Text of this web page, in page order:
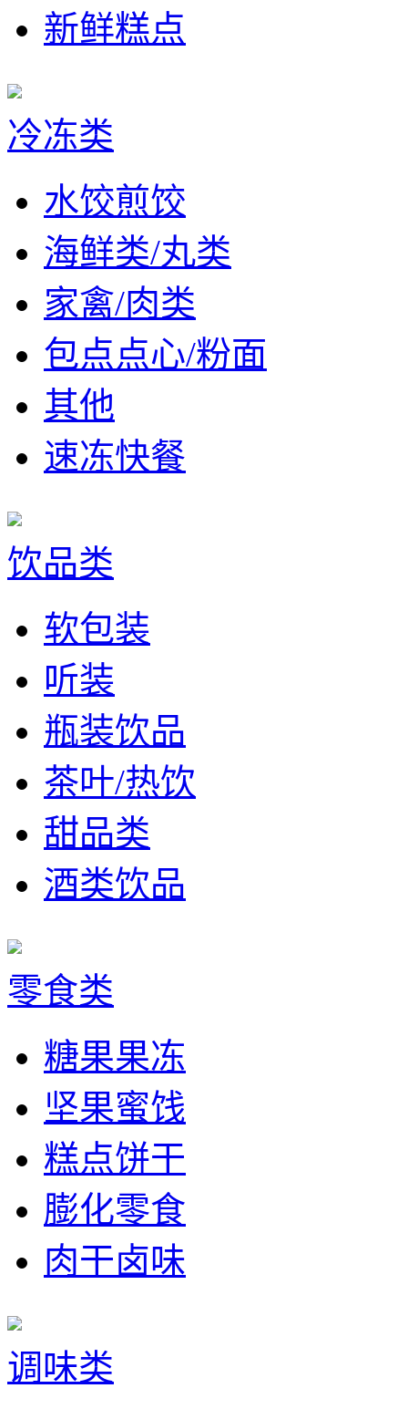
新鲜糕点
冷冻类
水饺煎饺
海鲜类/丸类
家禽/肉类
包点点心/粉面
其他
速冻快餐
饮品类
软包装
听装
瓶装饮品
茶叶/热饮
甜品类
酒类饮品
零食类
糖果果冻
坚果蜜饯
糕点饼干
膨化零食
肉干卤味
调味类